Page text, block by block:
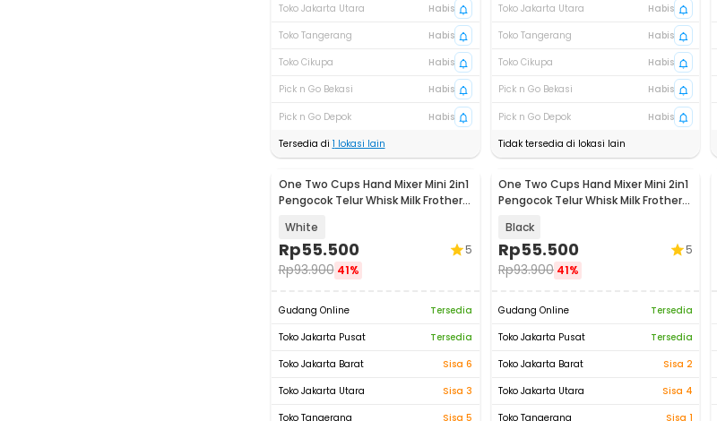
Toko Jakarta Utara
Habis
Toko Tangerang
Habis
Toko Cikupa
Habis
Pick n Go Bekasi
Habis
Pick n Go Depok
Habis
Tersedia di 1 lokasi lain
Toko Jakarta Utara
Habis
Toko Tangerang
Habis
Toko Cikupa
Habis
Pick n Go Bekasi
Habis
Pick n Go Depok
Habis
Tidak tersedia di lokasi lain
One Two Cups Hand Mixer Mini 2in1
Pengocok Telur Whisk Milk Frother -
White
Rp55.500
Rp93.900 41%
5
Gudang Online
Tersedia
Toko Jakarta Pusat
Tersedia
Toko Jakarta Barat
Sisa 6
Toko Jakarta Utara
Sisa 3
Toko Tangerang
Sisa 5
One Two Cups Hand Mixer Mini 2in1
Pengocok Telur Whisk Milk Frother -
Black
Rp55.500
Rp93.900 41%
5
Gudang Online
Tersedia
Toko Jakarta Pusat
Tersedia
Toko Jakarta Barat
Sisa 2
Toko Jakarta Utara
Sisa 4
Toko Tangerang
Sisa 1